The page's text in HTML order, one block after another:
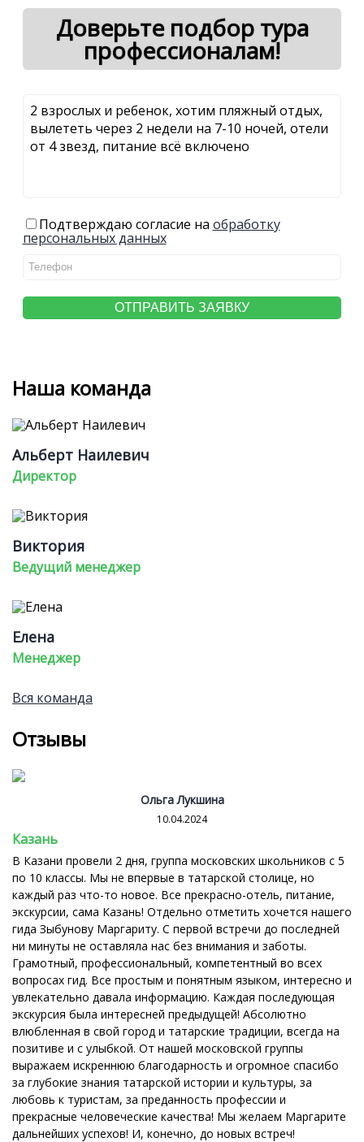
Доверьте подбор тура
профессионалам!
Подтверждаю согласие на обработку
персональных данных
Наша команда
Альберт Наилевич
Директор
Виктория
Ведущий менеджер
Елена
Менеджер
Вся команда
Отзывы
Ольга Лукшина
10.04.2024
Казань
В Казани провели 2 дня, группа московских школьников с 5
по 10 классы. Мы не впервые в татарской столице, но
каждый раз что-то новое. Все прекрасно-отель, питание,
экскурсии, сама Казань! Отдельно отметить хочется нашего
гида Зыбунову Маргариту. С первой встречи до последней
ни минуты не оставляла нас без внимания и заботы.
Грамотный, профессиональный, компетентный во всех
вопросах гид. Все простым и понятным языком, интересно и
увлекательно давала информацию. Каждая последующая
экскурсия была интересней предыдущей! Абсолютно
влюбленная в свой город и татарские традиции, всегда на
позитиве и с улыбкой. От нашей московской группы
выражаем искреннюю благодарность и огромное спасибо
за глубокие знания татарской истории и культуры, за
любовь к туристам, за преданность профессии и
прекрасные человеческие качества! Мы желаем Маргарите
дальнейших успехов! И, конечно, до новых встреч!